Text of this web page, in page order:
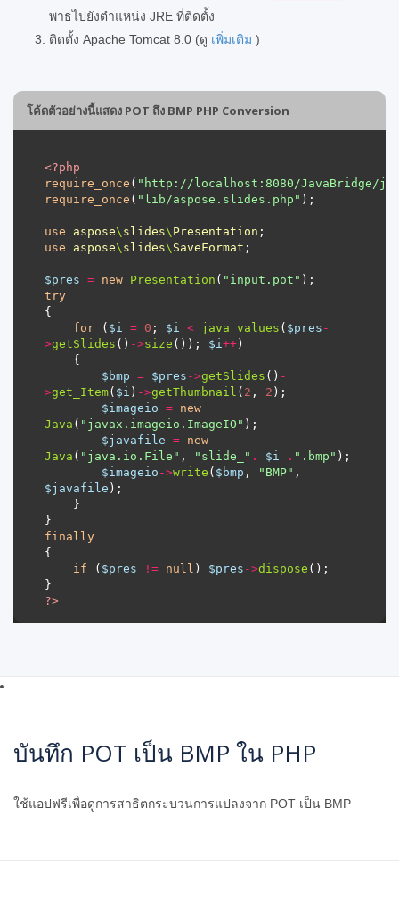
พาธไปยังตำแหน่ง JRE ที่ติดตั้ง
ติดตั้ง Apache Tomcat 8.0 (ดู เพิ่มเติม )
โค้ดตัวอย่างนี้แสดง POT ถึง BMP PHP Conversion
<?php
require_once ( "http://localhost:8080/JavaBridge/
require_once ( "lib/aspose.slides.php"
use aspose\ slides\ Presentation
use
aspose\ slides\ SaveFormat
$pres = new Presentation ( "input.pot"
try
for ( $i = 0 ; $i < java_values ( $pres -
>getSlides () ->size ()); $i ++
$bmp = $pres ->getSlides () -
>get_Item( $i ) ->getThumbnail ( 2 , 2
$imageio = new
Java ( "javax.imageio.ImageIO"
$javafile = new
Java ( "java.io.File" , "slide_" . $i . ".bmp"
$imageio ->write ( $bmp , "BMP"
$javafile
finally
if ( $pres != null ) $pres ->dispose
?>
บันทึก POT เป็น BMP ใน PHP
ใช้แอปฟรีเพื่อดูการสาธิตกระบวนการแปลงจาก POT เป็น BMP